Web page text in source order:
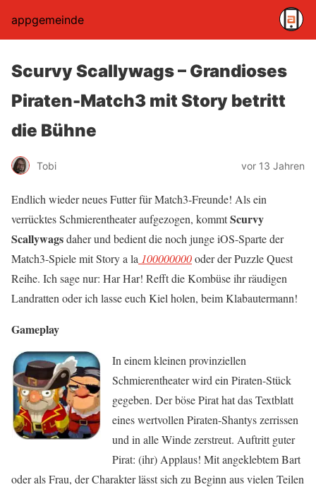
appgemeinde
Scurvy Scallywags – Grandioses
Piraten-Match3 mit Story betritt
die Bühne
Tobi vor 13 Jahren
Endlich wieder neues Futter für Match3-Freunde! Als ein
verrücktes Schmierentheater aufgezogen, kommtScurvy
Scallywagsdaher und bedient die noch junge iOS-Sparte der
Match3-Spiele mit Story a la 100000000oder der Puzzle Quest
Reihe. Ich sage nur: Har Har! Refft die Kombüse ihr räudigen
Landratten oder ich lasse euch Kiel holen, beim Klabautermann!
Gameplay
In einem kleinen provinziellen
Schmierentheater wird ein Piraten-Stück
gegeben. Der böse Pirat hat das Textblatt
eines wertvollen Piraten-Shantys zerrissen
und in alle Winde zerstreut. Auftritt guter
Pirat: (ihr) Applaus! Mit angeklebtem Bart
oder als Frau, der Charakter lässt sich zu Beginn aus vielen Teilen